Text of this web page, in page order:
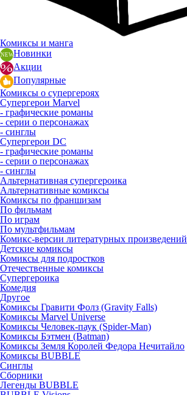
Комиксы и манга
Новинки
Акции
Популярные
Комиксы о супергероях
Супергерои Marvel
- графические романы
- серии о персонажах
- синглы
Супергерои DC
- графические романы
- серии о персонажах
- синглы
Альтернативная супергероика
Альтернативные комиксы
Комиксы по франшизам
По фильмам
По играм
По мультфильмам
Комикс-версии литературных произведений
Детские комиксы
Комиксы для подростков
Отечественные комиксы
Супергероика
Комедия
Другое
Комиксы Гравити Фолз (Gravity Falls)
Комиксы Marvel Universe
Комиксы Человек-паук (Spider-Man)
Комиксы Бэтмен (Batman)
Комиксы Земля Королей Федора Нечитайло
Комиксы BUBBLE
Синглы
Сборники
Легенды BUBBLE